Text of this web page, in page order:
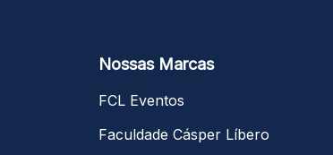
Nossas Marcas
FCL Eventos
Faculdade Cásper Líbero